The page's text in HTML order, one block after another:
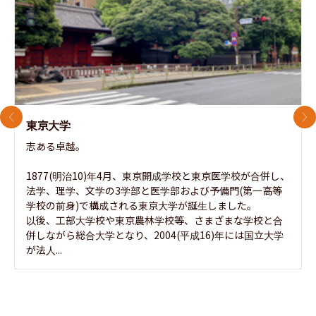
東京大学
志ある卓越。
1877(明治10)年4月、東京開成学校と東京医学校が合併し、
法学、理学、文学の3学部と医学部および予備門(第一高等
学校の前身)で構成される東京大学が誕生しました。
以後、工部大学校や東京農林学校等、さまざまな学校と合
併しながら総合大学となり、2004(平成16)年には国立大学
が法人...
前のスライド 次